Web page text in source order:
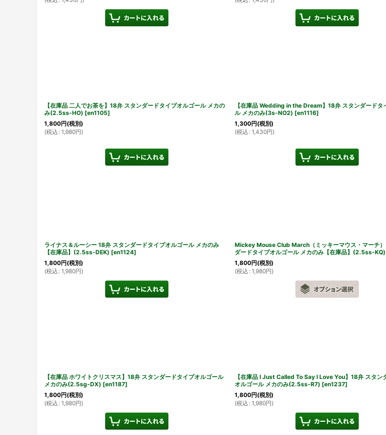
【在庫品 二人でお茶を】18弁 スタンダードタイプオルゴール メカの
み(2.5ss-HO) [en1105]
1,800円(税別)
(税込 : 1,980円)
【在庫品 Wedding in the Dream】18弁 スタンダードタ
ル メカのみ(3s-NO2) [en1116]
1,300円(税別)
(税込 : 1,430円)
ライナス＆ルーシー 18弁 スタンダードタイプオルゴール メカのみ
【在庫品】(2.5ss-DEK) [en1124]
1,800円(税別)
(税込 : 1,980円)
Mickey Mouse Club March（ミッキーマウス・マーチ
ダードタイプオルゴール メカのみ【在庫品】(2.5ss-KQ)
1,800円(税別)
(税込 : 1,980円)
【在庫品 ホワイトクリスマス】18弁 スタンダードタイプオルゴール
メカのみ(2.5sg-DX) [en1187]
1,800円(税別)
(税込 : 1,980円)
【在庫品 I Just Called To Say I Love You】18弁 スタン
オルゴール メカのみ(2.5ss-R7) [en1237]
1,800円(税別)
(税込 : 1,980円)